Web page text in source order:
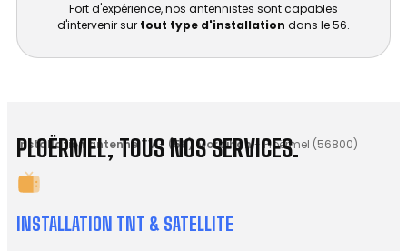
Fort d'expérience, nos antennistes sont capables
d'intervenir sur tout type d'installation dans le 56.
Installation antenne TV- (56) Morbihan-Ploërmel (56800)
PLOËRMEL, TOUS NOS SERVICES.
INSTALLATION TNT & SATELLITE